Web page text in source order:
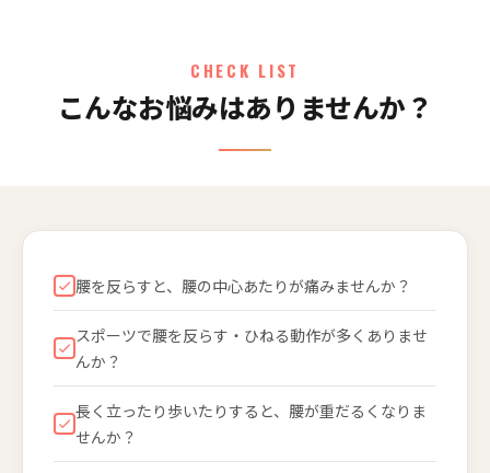
CHECK LIST
こんなお悩みはありませんか？
腰を反らすと、腰の中心あたりが痛みませんか？
スポーツで腰を反らす・ひねる動作が多くありませ
んか？
長く立ったり歩いたりすると、腰が重だるくなりま
せんか？